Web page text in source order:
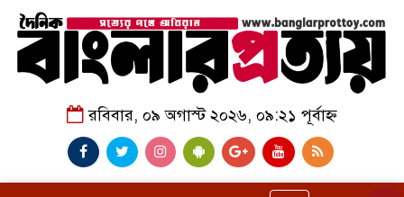
রবিবার, ০৯ অগাস্ট ২০২৬, ০৯:২১ পূর্বাহ্ন